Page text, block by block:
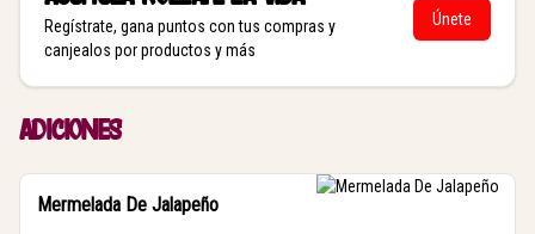
Regístrate, gana puntos con tus compras y
canjealos por productos y más
Únete
Adiciones
Mermelada De Jalapeño